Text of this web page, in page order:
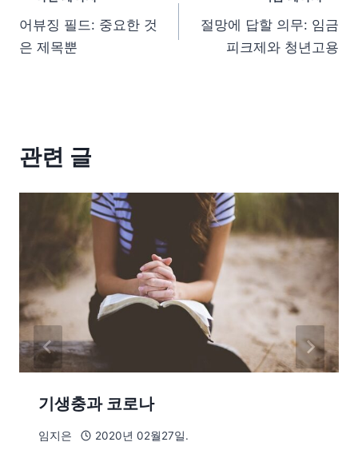
어뷰징 필드: 중요한 것
은 제목뿐
절망에 답할 의무: 임금
피크제와 청년고용
관련 글
기생충과 코로나
임지은 2020년 02월27일.